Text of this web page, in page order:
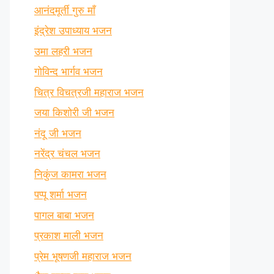
आनंदमूर्ती गुरु माँ
इंद्रेश उपाध्याय भजन
उमा लहरी भजन
गोविन्द भार्गव भजन
चित्र विचत्रजी महाराज भजन
जया किशोरी जी भजन
नंदू जी भजन
नरेंद्र चंचल भजन
निकुंज कामरा भजन
पप्पू शर्मा भजन
पागल बाबा भजन
प्रकाश माली भजन
प्रेम भूषणजी महाराज भजन